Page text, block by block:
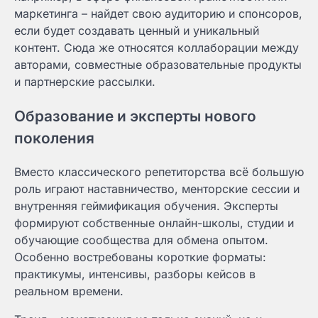
маркетинга – найдет свою аудиторию и спонсоров,
если будет создавать ценный и уникальный
контент. Сюда же относятся коллаборации между
авторами, совместные образовательные продукты
и партнерские рассылки.
Образование и эксперты нового
поколения
Вместо классического репетиторства всё большую
роль играют наставничество, менторские сессии и
внутренняя геймификация обучения. Эксперты
формируют собственные онлайн-школы, студии и
обучающие сообщества для обмена опытом.
Особенно востребованы короткие форматы:
практикумы, интенсивы, разборы кейсов в
реальном времени.